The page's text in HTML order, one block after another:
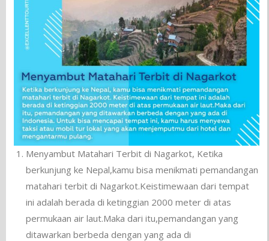
Menyambut Matahari Terbit di Nagarkot, Ketika
berkunjung ke Nepal,kamu bisa menikmati pemandangan
matahari terbit di Nagarkot.Keistimewaan dari tempat
ini adalah berada di ketinggian 2000 meter di atas
permukaan air laut.Maka dari itu,pemandangan yang
ditawarkan berbeda dengan yang ada di